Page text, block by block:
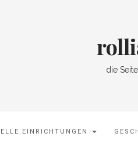
die
EINRICHTUNGEN